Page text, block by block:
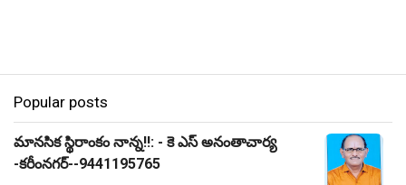
Popular posts
మానసిక స్థిరాంకం నాన్న!!: - కె ఎస్ అనంతాచార్య
-కరీంనగర్--9441195765